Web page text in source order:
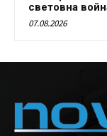
световна
07.08.2026